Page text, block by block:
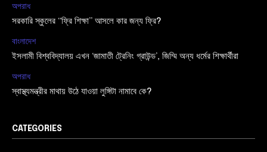
অপরাধ
সরকারি স্কুলের “ফ্রি শিক্ষা” আসলে কার জন্য ফ্রি?
বাংলাদেশ
ইসলামী বিশ্ববিদ্যালয় এখন ‘জামাতী ট্রেনিং গ্রাউন্ড’, জিম্মি অন্য ধর্মের শিক্ষার্থীরা
অপরাধ
স্বাস্থ্যমন্ত্রীর মাথায় উঠে যাওয়া লুঙ্গিটা নামাবে কে?
CATEGORIES